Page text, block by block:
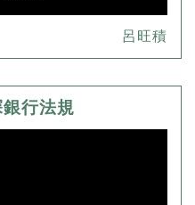
呂旺積
行法規